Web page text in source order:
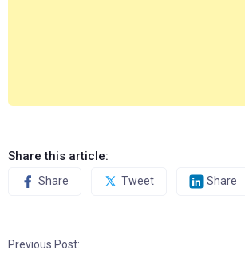
Share this article:
Share Tweet Share
Previous Post: